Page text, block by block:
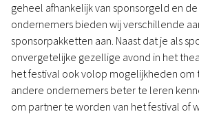
geheel afhankelijk van sponsorgeld en
ondernemers bieden wij verschillende
sponsorpakketten aan. Naast dat je als
onvergetelijke gezellige avond in het
het festival ook volop mogelijkheden om
andere ondernemers beter te leren
om partner te worden van het festival of